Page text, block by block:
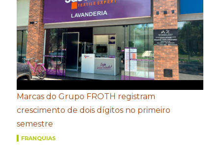
Marcas do Grupo FROTH registram
crescimento de dois dígitos no primeiro
semestre
FRANQUIAS